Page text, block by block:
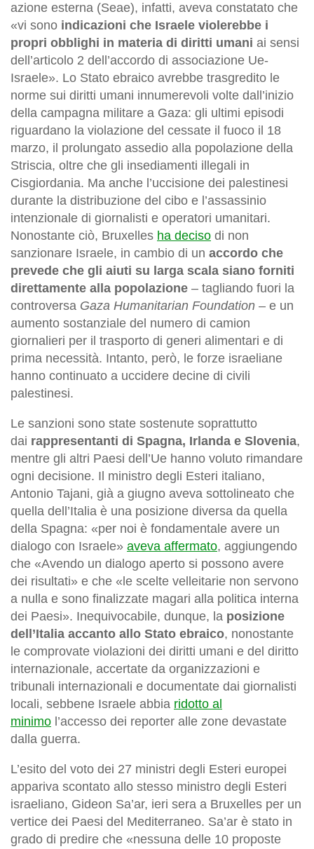
azione esterna (Seae), infatti, aveva constatato che
«vi sono indicazioni che Israele violerebbe i
propri obblighi in materia di diritti umani ai sensi
dell’articolo 2 dell’accordo di associazione Ue-
Israele». Lo Stato ebraico avrebbe trasgredito le
norme sui diritti umani innumerevoli volte dall’inizio
della campagna militare a Gaza: gli ultimi episodi
riguardano la violazione del cessate il fuoco il 18
marzo, il prolungato assedio alla popolazione della
Striscia, oltre che gli insediamenti illegali in
Cisgiordania. Ma anche l’uccisione dei palestinesi
durante la distribuzione del cibo e l’assassinio
intenzionale di giornalisti e operatori umanitari.
Nonostante ciò, Bruxelles ha deciso di non
sanzionare Israele, in cambio di un accordo che
prevede che gli aiuti su larga scala siano forniti
direttamente alla popolazione – tagliando fuori la
controversa Gaza Humanitarian Foundation – e un
aumento sostanziale del numero di camion
giornalieri per il trasporto di generi alimentari e di
prima necessità. Intanto, però, le forze israeliane
hanno continuato a uccidere decine di civili
palestinesi.
Le sanzioni sono state sostenute soprattutto
dai rappresentanti di Spagna, Irlanda e Slovenia,
mentre gli altri Paesi dell’Ue hanno voluto rimandare
ogni decisione. Il ministro degli Esteri italiano,
Antonio Tajani, già a giugno aveva sottolineato che
quella dell’Italia è una posizione diversa da quella
della Spagna: «per noi è fondamentale avere un
dialogo con Israele» aveva affermato, aggiungendo
che «Avendo un dialogo aperto si possono avere
dei risultati» e che «le scelte velleitarie non servono
a nulla e sono finalizzate magari alla politica interna
dei Paesi». Inequivocabile, dunque, la posizione
dell’Italia accanto allo Stato ebraico, nonostante
le comprovate violazioni dei diritti umani e del diritto
internazionale, accertate da organizzazioni e
tribunali internazionali e documentate dai giornalisti
locali, sebbene Israele abbia ridotto al
minimo l’accesso dei reporter alle zone devastate
dalla guerra.
L’esito del voto dei 27 ministri degli Esteri europei
appariva scontato allo stesso ministro degli Esteri
israeliano, Gideon Sa’ar, ieri sera a Bruxelles per un
vertice dei Paesi del Mediterraneo. Sa’ar è stato in
grado di predire che «nessuna delle 10 proposte